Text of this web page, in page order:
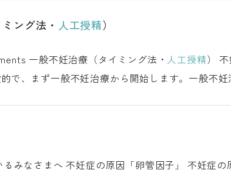
ング法・ 人工授精）
Basic Infertility Treatments 一般不妊治療（タイミング法・ 人工授精） 不妊治療は原因が見つかれば原因への治療、原因不明には段階的に治
で、まず一般不妊治療から開始します。一般不妊